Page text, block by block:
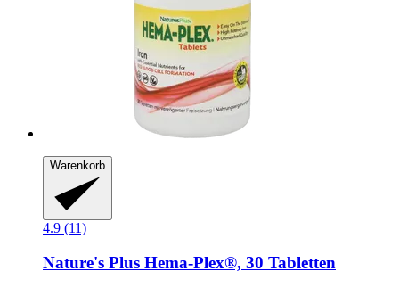
Warenkorb
4.9 (11)
Nature's Plus Hema-​Plex®, 30 Tabletten